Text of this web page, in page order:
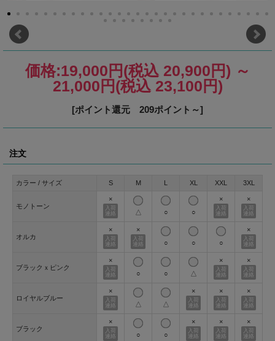
価格:19,000円(税込 20,900円) ～
21,000円(税込 23,100円)
[ポイント還元 209ポイント～]
注文
カラー / サイズ S M L XL XXL 3XL
モノトーン
×
△
○ ○
× ×
オルカ
×
×
○
○ ○
×
ブラックｘピンク
×
○
○ △
× ×
ロイヤルブルー
×
△
△
× × ×
ブラック
×
○
○
× × ×